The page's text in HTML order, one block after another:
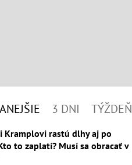
3 DNI TÝŽDEŇ
Kramplovi rastú dlhy aj po
to zaplatí? Musí sa obracať v